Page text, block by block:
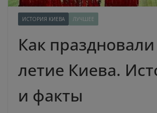
ИСТОРИЯ КИЕВА ЛУЧШЕЕ
Как
летие Киева.
и факты